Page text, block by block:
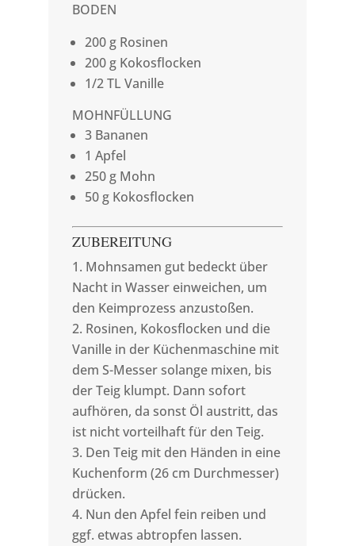
BODEN
200 g Rosinen
200 g Kokosflocken
1/2 TL Vanille
MOHNFÜLLUNG
3 Bananen
1 Apfel
250 g Mohn
50 g Kokosflocken
ZUBEREITUNG
Mohnsamen gut bedeckt über
Nacht in Wasser einweichen, um
den Keimprozess anzustoßen.
Rosinen, Kokosflocken und die
Vanille in der Küchenmaschine mit
dem S-Messer solange mixen, bis
der Teig klumpt. Dann sofort
aufhören, da sonst Öl austritt, das
ist nicht vorteilhaft für den Teig.
Den Teig mit den Händen in eine
Kuchenform (26 cm Durchmesser)
drücken.
Nun den Apfel fein reiben und
ggf. etwas abtropfen lassen.